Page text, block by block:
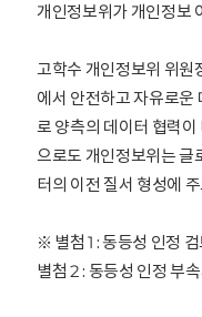
개인정보위가 개인정보
고학수 개인정보위 위원
에서 안전하고 자유로운
로 양측의 데이터 협력
으로도 개인정보위는 글
터의 이전 질서 형성에
※ 별첨 1 : 동등성 인정
별첨 2 : 동등성 인정 부